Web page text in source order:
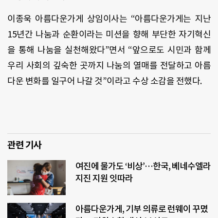
이종욱 아름다운가게 상임이사는 “아름다운가게는 지난
15년간 나눔과 순환이라는 미션을 향해 부단한 자기혁신
을 통해 나눔을 실천해왔다”면서 “앞으로도 시민과 함께
우리 사회의 깊숙한 곳까지 나눔의 열매를 전달하고 아름
다운 변화를 일구어 나갈 것”이라고 수상 소감을 전했다.
관련 기사
여진에 물가도 ‘비상’…한국, 베네수엘라
지진 지원 잇따라
아름다운가게, 기부 의류로 런웨이 꾸몄